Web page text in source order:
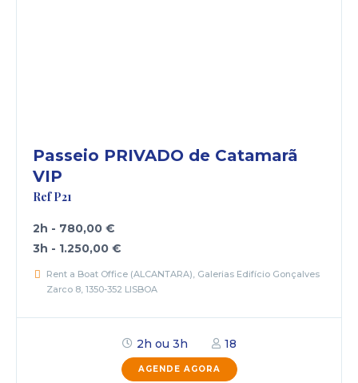
Passeio PRIVADO de Catamarã
VIP
Ref P21
2h - 780,00 €
3h - 1.250,00 €
Rent a Boat Office (ALCANTARA), Galerias Edifício Gonçalves
Zarco 8, 1350-352 LISBOA
2h ou 3h 18
AGENDE AGORA